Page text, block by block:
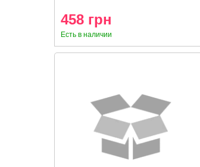
458 грн
Есть в наличии